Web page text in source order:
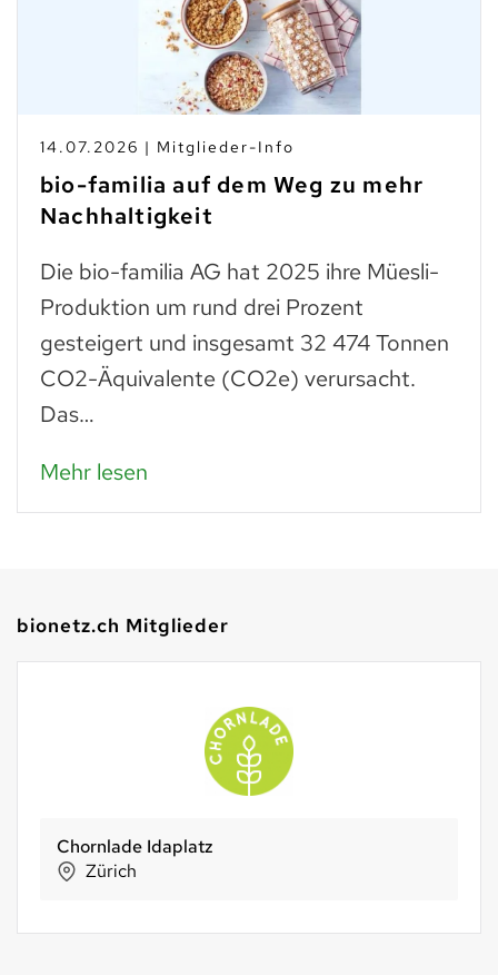
14.07.2026 | Mitglieder-Info
bio-familia auf dem Weg zu mehr
Nachhaltigkeit
Die bio-familia AG hat 2025 ihre Müesli-
Produktion um rund drei Prozent
gesteigert und insgesamt 32 474 Tonnen
CO2-Äquivalente (CO2e) verursacht.
Das…
Mehr lesen
bionetz.ch Mitglieder
Bio Casa 5 Stelle – Bellinzona
Bellinzona